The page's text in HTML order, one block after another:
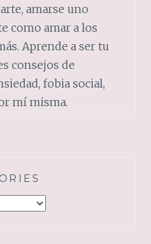
amarse uno
como amar a los
Aprende a ser tu
consejos de
fobia social,
mí misma.